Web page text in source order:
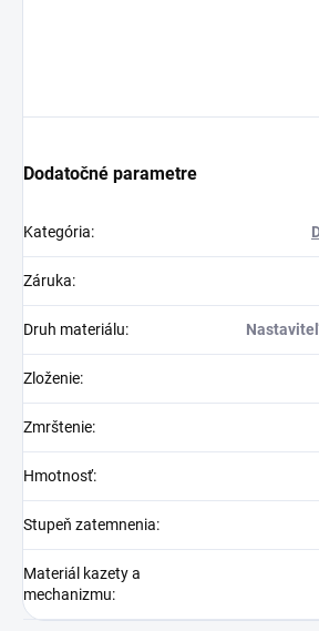
Dodatočné parametre
Kategória:
Záruka:
Druh materiálu:
Zloženie:
Zmrštenie:
Hmotnosť:
Stupeň zatemnenia:
Materiál kazety a
mechanizmu: